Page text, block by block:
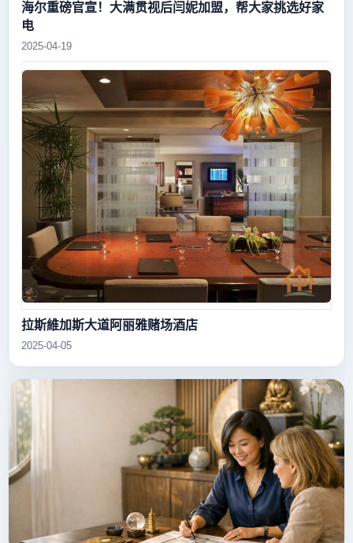
海尔重磅官宣！大满贯视后闫妮加盟，帮大家挑选好家
电
2025-04-19
拉斯維加斯大道阿丽雅赌场酒店
2025-04-05